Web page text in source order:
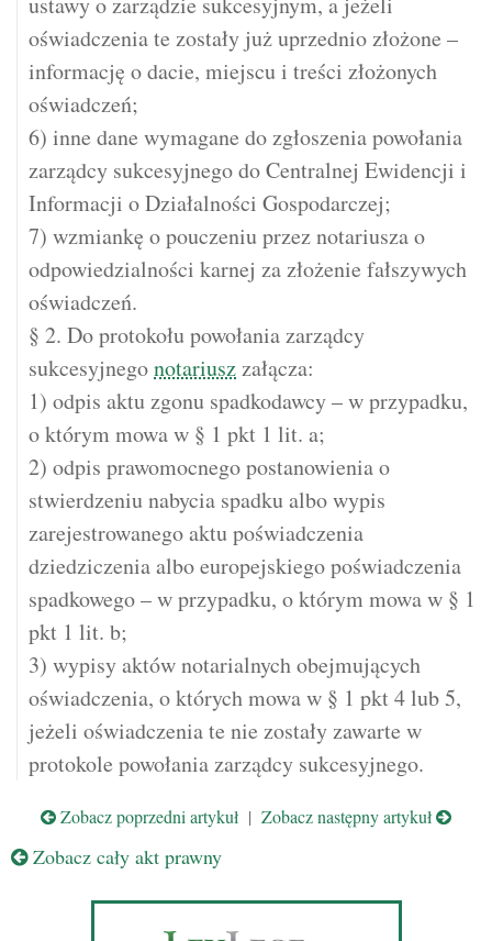
oświadczenia te zostały już uprzednio złożone –
informację o dacie, miejscu i treści złożonych
oświadczeń;
6) inne dane wymagane do zgłoszenia powołania
zarządcy sukcesyjnego do Centralnej Ewidencji i
Informacji o Działalności Gospodarczej;
7) wzmiankę o pouczeniu przez notariusza o
odpowiedzialności karnej za złożenie fałszywych
oświadczeń.
§ 2. Do protokołu powołania zarządcy
sukcesyjnegonotariuszzałącza:
1) odpis aktu zgonu spadkodawcy – w przypadku,
o którym mowa w § 1 pkt 1 lit. a;
2) odpis prawomocnego postanowienia o
stwierdzeniu nabycia spadku albo wypis
zarejestrowanego aktu poświadczenia
dziedziczenia albo europejskiego poświadczenia
spadkowego – w przypadku, o którym mowa w § 1
pkt 1 lit. b;
3) wypisy aktów notarialnych obejmujących
oświadczenia, o których mowa w § 1 pkt 4 lub 5,
jeżeli oświadczenia te nie zostały zawarte w
protokole powołania zarządcy sukcesyjnego.
Zobacz poprzedni artykuł | Zobacz następny artykuł
Zobacz cały akt prawny